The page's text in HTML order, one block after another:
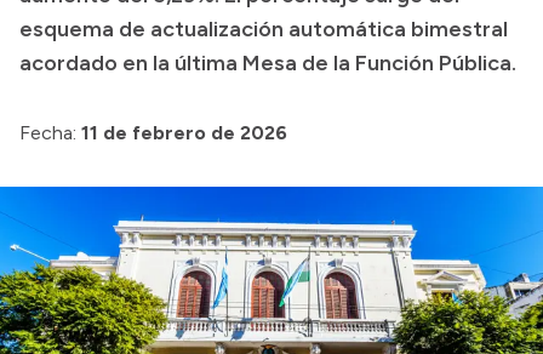
Consulta de pago a proveedores
Convocatorias
esquema de actualización automática bimestral
acordado en la última Mesa de la Función Pública.
Fecha: 11 de febrero de 2026